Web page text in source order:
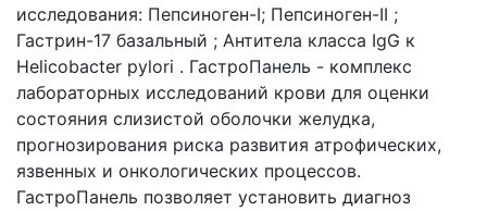
исследования: Пепсиноген-I; Пепсиноген-II ;
Гастрин-17 базальный ; Антитела класса IgG к
Helicobacter pylori . ГастроПанель - комплекс
лабораторных исследований крови для оценки
состояния слизистой оболочки желудка,
прогнозирования риска развития атрофических,
язвенных и онкологических процессов.
ГастроПанель позволяет установить диагноз